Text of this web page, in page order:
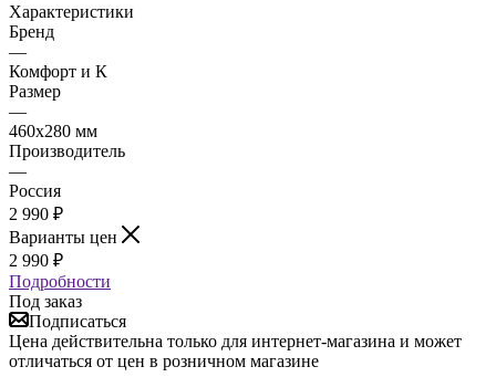
Характеристики
Бренд
—
Комфорт и К
Размер
—
460х280 мм
Производитель
—
Россия
2 990 ₽
Варианты цен
2 990 ₽
Подробности
Под заказ
Подписаться
Цена действительна только для интернет-магазина и может
отличаться от цен в розничном магазине